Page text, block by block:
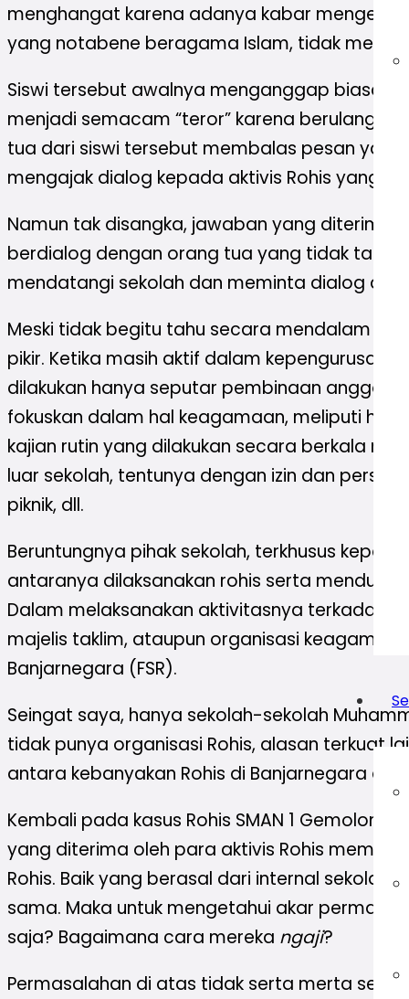
menghangat karena adanya kabar mengenai
yang notabene beragama Islam, tidak
Siswi tersebut awalnya menganggap biasa
menjadi semacam “teror” karena berulang
tua dari siswi tersebut membalas pesan
mengajak dialog kepada aktivis Rohis yang
Namun tak disangka, jawaban yang diterima
berdialog dengan orang tua yang tidak tahu
mendatangi sekolah dan meminta dialog
Meski tidak begitu tahu secara mendalam
pikir. Ketika masih aktif dalam kepengurusan
dilakukan hanya seputar pembinaan
fokuskan dalam hal keagamaan, meliputi
kajian rutin yang dilakukan secara berkala
luar sekolah, tentunya dengan izin dan
piknik, dll.
Beruntungnya pihak sekolah, terkhusus
antaranya dilaksanakan rohis serta
Dalam melaksanakan aktivitasnya terkadang
majelis taklim, ataupun organisasi
Banjarnegara (FSR).
Seingat saya, hanya sekolah-sekolah
tidak punya organisasi Rohis, alasan terkuat
antara kebanyakan Rohis di Banjarnegara
Kembali pada kasus Rohis SMAN 1
yang diterima oleh para aktivis Rohis
Rohis. Baik yang berasal dari internal
sama. Maka untuk mengetahui akar
saja? Bagaimana cara mereka ngaji?
Permasalahan di atas tidak serta merta